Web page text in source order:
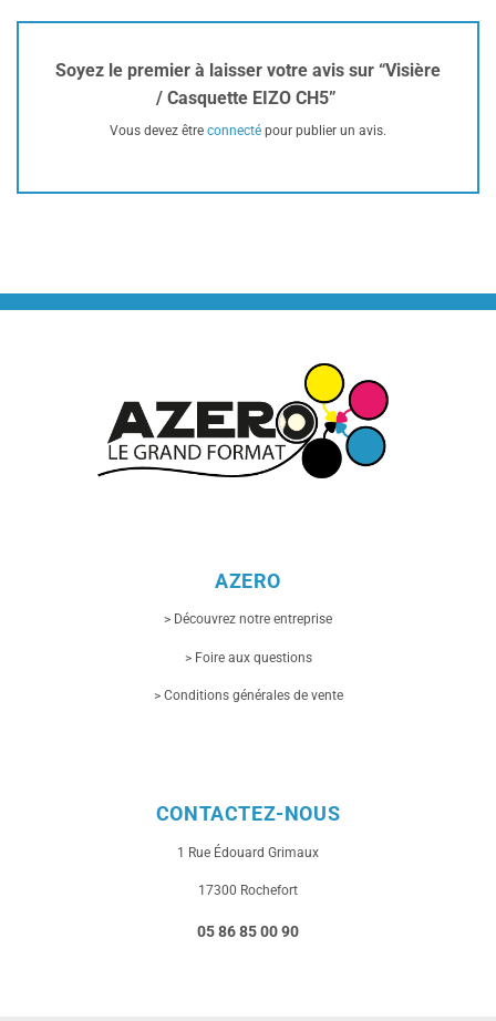
Soyez le premier à laisser votre avis sur “Visière
/ Casquette EIZO CH5”
Vous devez être connecté pour publier un avis.
AZERO
> Découvrez notre entreprise
> Foire aux questions
> Conditions générales de vente
CONTACTEZ-NOUS
1 Rue Édouard Grimaux
17300 Rochefort
05 86 85 00 90